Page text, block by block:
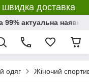
доставка
актуальна
одяг Жіночий